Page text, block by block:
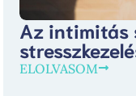
Az intimitás
ELOLVASOM